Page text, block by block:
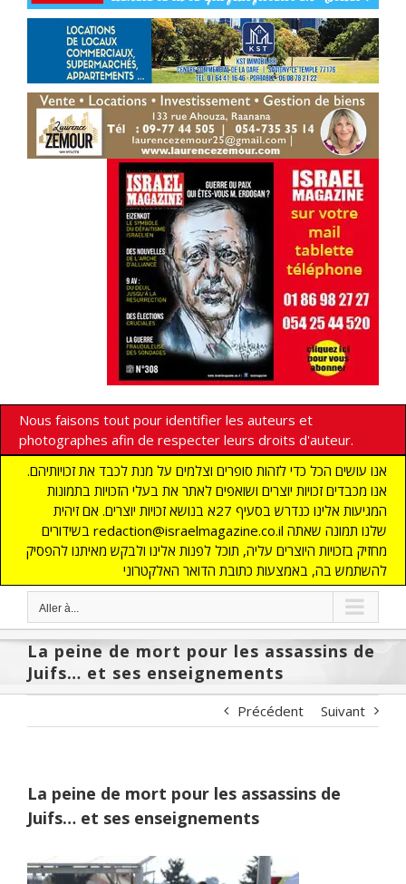
Nous faisons tout pour identifier les auteurs et
photographes afin de respecter leurs droits d'auteur.
אנו עושים הכל כדי לזהות סופרים וצלמים על מנת לכבד את זכויותיהם.
אנו מכבדים זכויות יוצרים ושואפים לאתר את בעלי הזכויות בתמונות
המגיעות אלינו כנדרש בסעיף 27א בנושא זכויות יוצרים. אם זיהית
בשידורים redaction@israelmagazine.co.il שלנו תמונה שאתה
מחזיק בזכויות היוצרים עליה, תוכל לפנות אלינו ולבקש מאיתנו להפסיק
להשתמש בה, באמצעות כתובת הדואר האלקטרוני
Aller à...
La peine de mort pour les assassins de
Juifs… et ses enseignements
Précédent Suivant
La peine de mort pour les assassins de
Juifs… et ses enseignements